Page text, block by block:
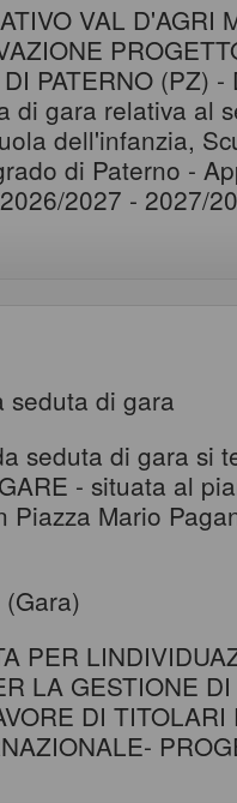
VAL D'AGRI
PATERNO (PZ)
di gara relativa al
dell'infanzia,
di Paterno -
2027 - 2027/
seduta di gara
seduta di gara si
- situata al
Piazza Mario
PER
LA GESTIONE
DI